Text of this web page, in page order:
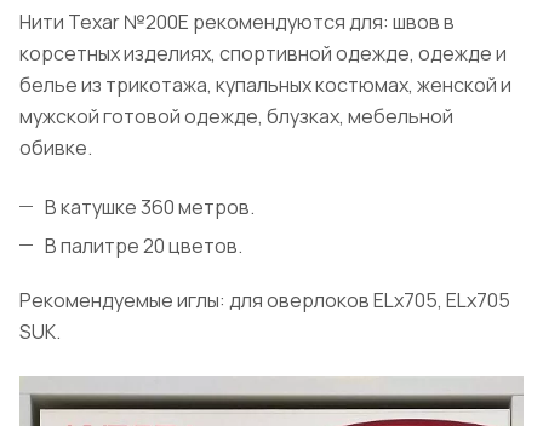
Нити Texar №200Е рекомендуются для: швов в
корсетных изделиях, спортивной одежде, одежде и
белье из трикотажа, купальных костюмах, женской и
мужской готовой одежде, блузках, мебельной
обивке.
В катушке 360 метров.
В палитре 20 цветов.
Рекомендуемые иглы: для оверлоков ELx705, ELx705
SUK.